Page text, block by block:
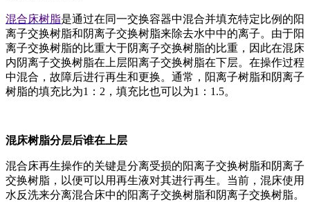
混合床树脂是通过在同一交换容器中混合并填充特定比例的阳
离子交换树脂和阴离子交换树脂来除去水中中的离子。由于阳
离子交换树脂的比重大于阴离子交换树脂的比重，因此在混床
内阴离子交换树脂在上层阳离子交换树脂在下层。在操作过程
中混合，故障后进行再生和更换。通常，阳离子树脂和阴离子
树脂的填充比为1：2，填充比也可以为1：1.5。
混床树脂分层后谁在上层
混合床再生操作的关键是分离受损的阳离子交换树脂和阴离子
交换树脂，以便可以用再生液对其进行再生。当前，混床使用
水反洗来分离混合床中的阳离子交换树脂和阴离子交换树脂。